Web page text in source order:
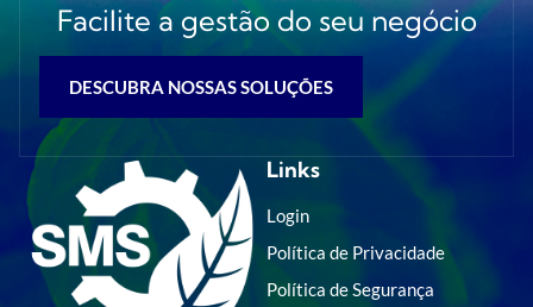
Facilite a gestão do seu negócio
DESCUBRA NOSSAS SOLUÇÕES
Links
Login
Política de Privacidade
Política de Segurança